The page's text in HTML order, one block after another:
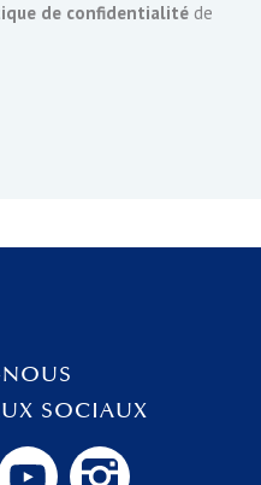
de confidentialité de
SOCIAUX